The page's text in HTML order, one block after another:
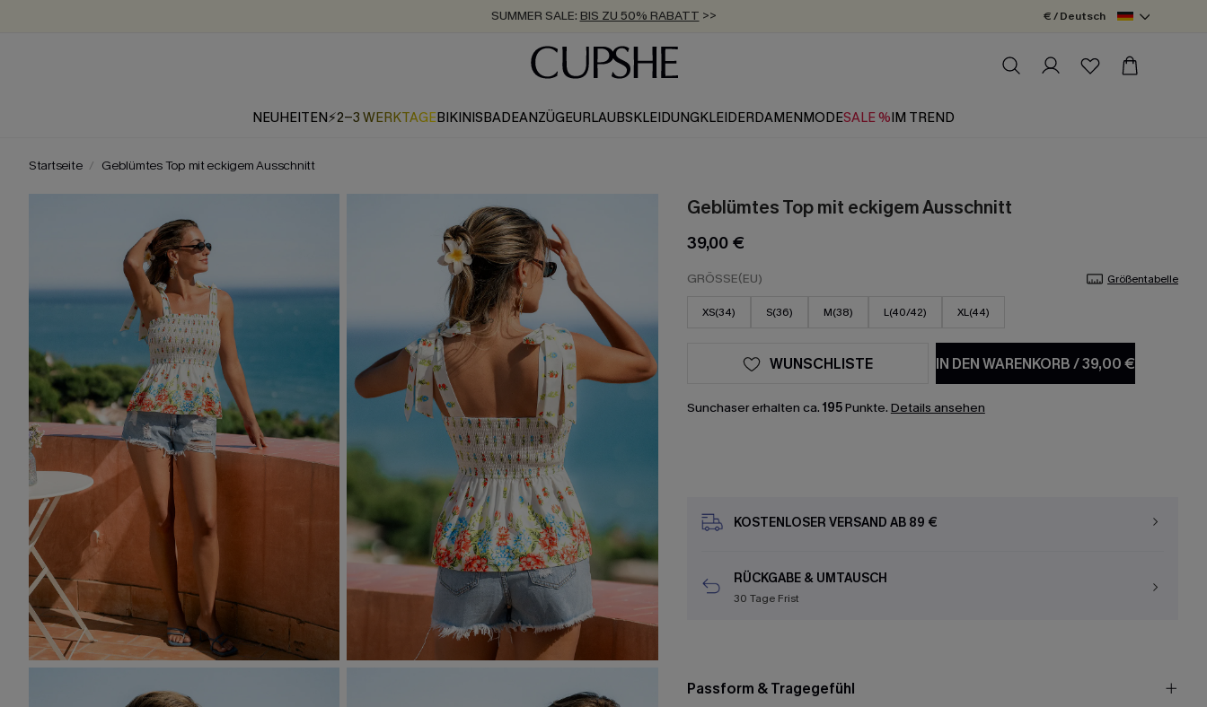
ZUM NEWSLETTER:BIS ZU -20% EXTRA ERHALTEN
KOSTENLOSER VERSAND AB 89 €
€ / Deutsch
NEUHEITEN⚡2-3 WERKTAGEBIKINISBADEANZÜGEURLAUBSKLEIDUNGKLEIDERDAMENMODESALE %IM TREND
Startseite Geblümtes Top mit eckigem Ausschnitt
Geblümtes Top mit eckigem Ausschnitt
39,00 €
GRÖSSE(EU) Größentabelle
XS(34) S(36) M(38) L(40/42) XL(44)
IN DEN WARENKORB/39,00 €
WUNSCHLISTE
Sunchaser erhalten ca. 195Punkte. Details ansehen
KOSTENLOSER VERSAND AB 89 €
RÜCKGABE & UMTAUSCH
30 Tage Frist
Passform & Tragegefühl